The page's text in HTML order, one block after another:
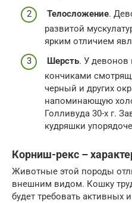
Телосложение.
развитой
ярким отличием
Шерсть. У девонов
кончиками
черный и других
напоминающую
Голливуда 30-х г.
кудряшки
Корниш-рекс –
Животные этой породы
внешним видом. Кошку
будет требовать активных